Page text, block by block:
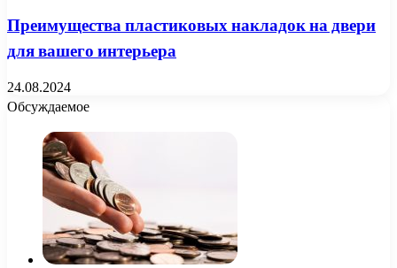
Преимущества пластиковых накладок на двери
для вашего интерьера
24.08.2024
Обсуждаемое